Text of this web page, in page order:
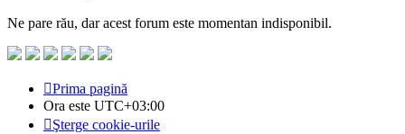
Ne pare rău, dar acest forum este momentan indisponibil.
Prima pagină
Ora este UTC+03:00
Şterge cookie-urile